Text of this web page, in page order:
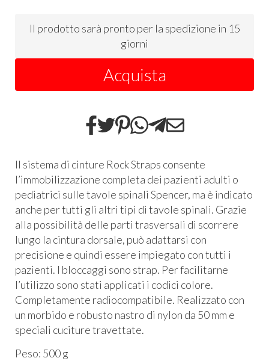
Il prodotto sarà pronto per la spedizione in 15
giorni
Acquista
Il sistema di cinture Rock Straps consente
l’immobilizzazione completa dei pazienti adulti o
pediatrici sulle tavole spinali Spencer, ma è indicato
anche per tutti gli altri tipi di tavole spinali. Grazie
alla possibilità delle parti trasversali di scorrere
lungo la cintura dorsale, può adattarsi con
precisione e quindi essere impiegato con tutti i
pazienti. I bloccaggi sono strap. Per facilitarne
l’utilizzo sono stati applicati i codici colore.
Completamente radiocompatibile. Realizzato con
un morbido e robusto nastro di nylon da 50 mm e
speciali cuciture travettate.
Peso: 500 g